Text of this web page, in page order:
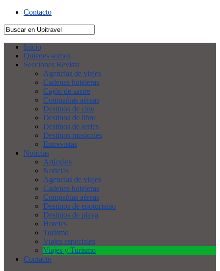
Contacto
Inicio
Quienes somos
Secciones Revista
Agencias de viajes
Cadenas hoteleras
Cajón de sastre
Compañías aéreas
Destinos de cine
Destinos de libro
Destinos de series
Destinos musicales
Entrevistas
Noticias
Artículos
Noticias
Agencias de viajes
Cadenas hoteleras
Compañías aéreas
Destinos de enoturismo
Destinos de playa
Hoteles
Turismo
Viajes especiales
Viajes y Turismo
Contacto